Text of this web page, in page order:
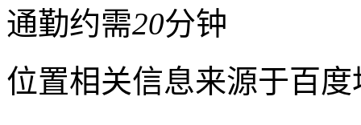
通勤约需20分钟
位置相关信息来源于百